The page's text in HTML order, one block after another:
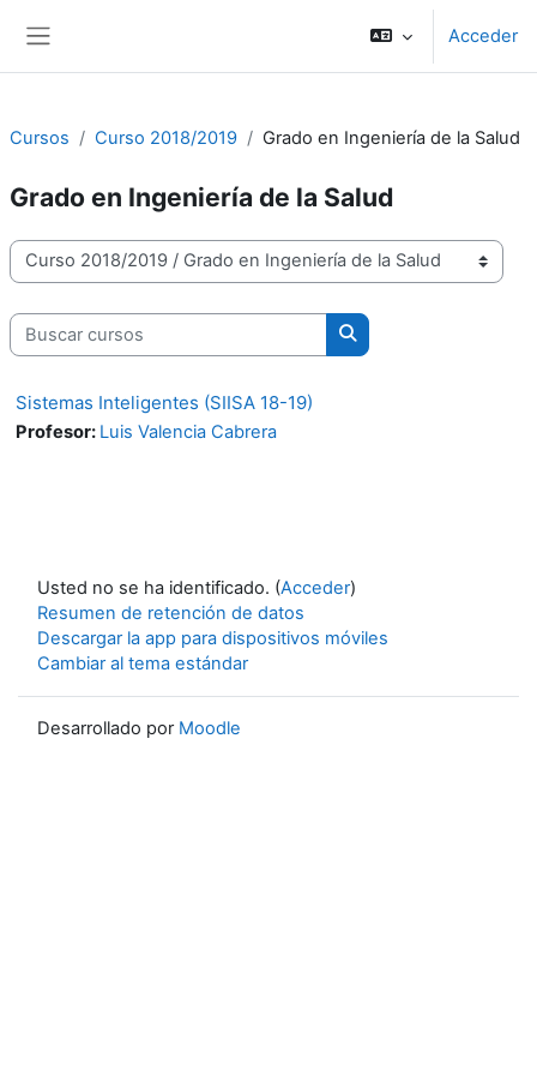
Acceder
Cursos Curso 2018/2019 Grado en Ingeniería de la Salud
Grado en Ingeniería de la Salud
Categorías
Buscar cursos
Buscar cursos
Sistemas Inteligentes (SIISA 18-19)
Profesor: Luis Valencia Cabrera
Usted no se ha identificado. (Acceder)
Resumen de retención de datos
Descargar la app para dispositivos móviles
Cambiar al tema estándar
Desarrollado por Moodle